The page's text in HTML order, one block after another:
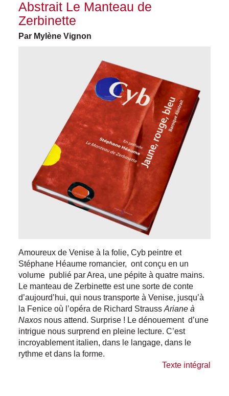
Abstrait Le Manteau de
Zerbinette
Par Mylène Vignon
Amoureux de Venise à la folie, Cyb peintre et
Stéphane Héaume romancier, ont conçu en un
volume publié par Area, une pépite à quatre mains.
Le manteau de Zerbinette est une sorte de conte
d’aujourd’hui, qui nous transporte à Venise, jusqu’à
la Fenice où l’opéra de Richard Strauss Ariane à
Naxos nous attend. Surprise ! Le dénouement d’une
intrigue nous surprend en pleine lecture. C’est
incroyablement italien, dans le langage, dans le
rythme et dans la forme.
Texte intégral